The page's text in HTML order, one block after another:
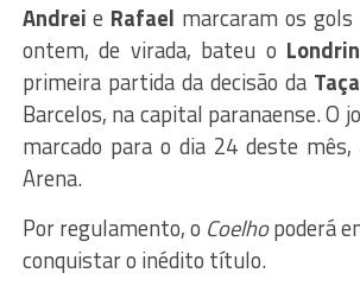
Andrei e Rafael marcaram os gols
ontem, de virada, bateu o
primeira partida da decisão da
Barcelos, na capital paranaense. O
marcado para o dia 24 deste
Arena.
Por regulamento, o Coelhopoderá
conquistar o inédito título.